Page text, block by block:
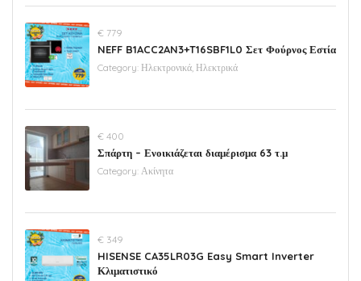
€ 779
NEFF B1ACC2AN3+T16SBF1L0 Σετ Φούρνος Εστία
Category: Ηλεκτρονικά, Ηλεκτρικά
€ 400
Σπάρτη – Ενοικιάζεται διαμέρισμα 63 τ.μ
Category: Ακίνητα
€ 349
HISENSE CA35LR03G Easy Smart Inverter
Κλιματιστικό